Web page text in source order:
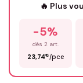
Prénom*
🔥 Plus
-5%
dès 2 art.
23,74€/pce